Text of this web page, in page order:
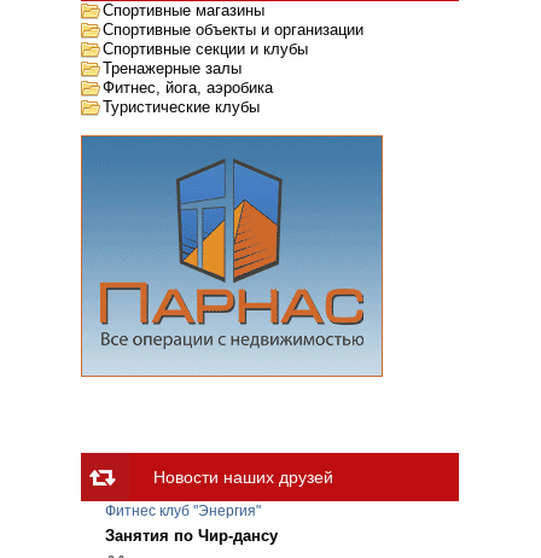
Спортивные магазины
Спортивные объекты и организации
Спортивные секции и клубы
Тренажерные залы
Фитнес, йога, аэробика
Туристические клубы
Новости наших друзей
Фитнес клуб "Энергия"
Занятия по Чир-дансу